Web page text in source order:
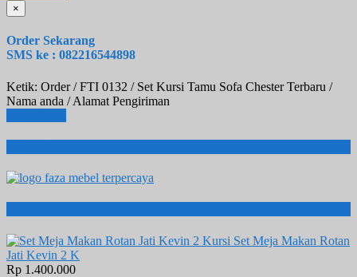
×
Order Sekarang
SMS ke : 082216544898
Ketik: Order / FTI 0132 / Set Kursi Tamu Sofa Chester Terbaru /
Nama anda / Alamat Pengiriman
Set Meja Makan Rotan
Jati Kevin 2 K
Rp 1.400.000